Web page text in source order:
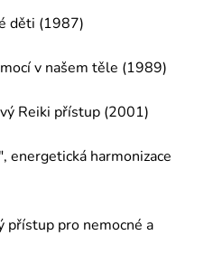
děti (1987)
v našem těle (1989)
Reiki přístup (2001)
energetická harmonizace
přístup pro nemocné a